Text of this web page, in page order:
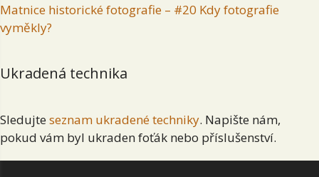
Matnice historické fotografie – #20 Kdy fotografie
vyměkly?
Ukradená technika
Sledujte seznam ukradené techniky. Napište nám,
pokud vám byl ukraden foťák nebo příslušenství.